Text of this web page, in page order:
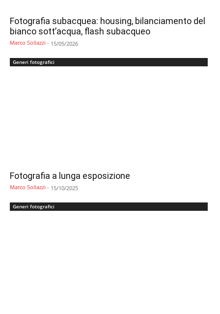
Fotografia subacquea: housing, bilanciamento del
bianco sott’acqua, flash subacqueo
Marco Sollazzi - 15/05/2026
Generi fotografici
Fotografia a lunga esposizione
Marco Sollazzi - 15/10/2025
Generi fotografici